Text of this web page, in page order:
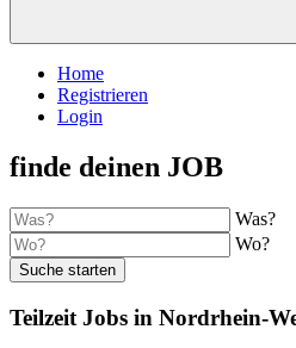
Home
Registrieren
Login
finde deinen JOB
Was?
Wo?
Suche starten
Teilzeit Jobs in Nordrhein-